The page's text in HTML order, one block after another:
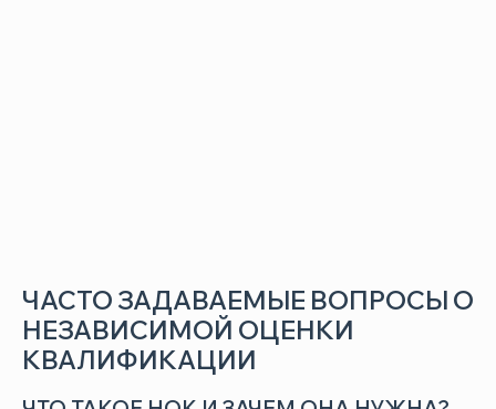
ЧАСТО ЗАДАВАЕМЫЕ ВОПРОСЫ О
НЕЗАВИСИМОЙ ОЦЕНКИ
КВАЛИФИКАЦИИ